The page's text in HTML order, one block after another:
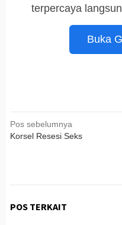
terpercaya
Buka
Navigasi
pos
Pos sebelumnya
Korsel Resesi Seks
POS TERKAIT